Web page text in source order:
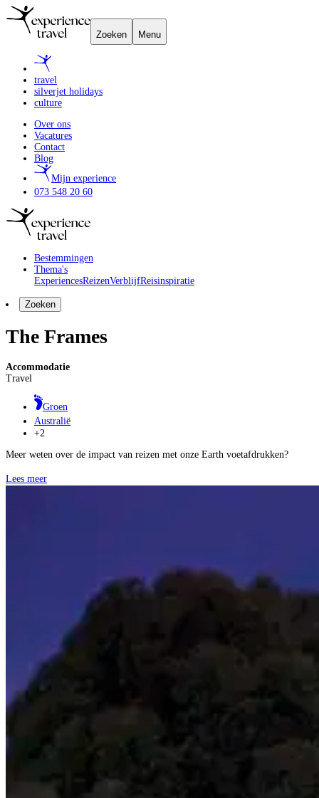
Zoeken Menu
travel
silverjet holidays
culture
Over ons
Vacatures
Contact
Blog
Mijn experience
073 548 20 60
Bestemmingen
Thema's
ExperiencesReizenVerblijfReisinspiratie
Zoeken
The Frames
Accommodatie
Travel
Groen
Australië
+2
Meer weten over de impact van reizen met onze Earth voetafdrukken?
Lees meer